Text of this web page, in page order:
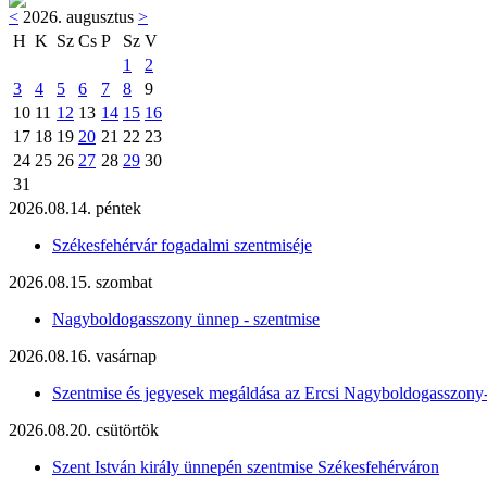
< 2026. augusztus >
H K Sz Cs P Sz V
1
2
3
4 5 6 7 8
9
10 11 12 13 14 15 16
17 18 19 20 21 22 23
24 25 26 27 28 29 30
31
2026.08.14. péntek
Székesfehérvár fogadalmi szentmiséje
2026.08.15. szombat
Nagyboldogasszony ünnep - szentmise
2026.08.16. vasárnap
Szentmise és jegyesek megáldása az Ercsi
2026.08.20. csütörtök
Szent István király ünnepén szentmise Székesfehérváron